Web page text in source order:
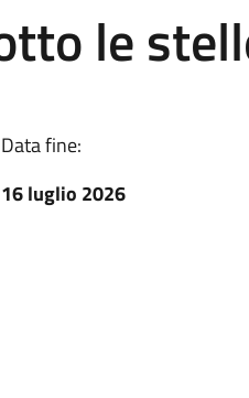
le
Data fine:
16 luglio 2026